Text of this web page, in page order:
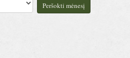
Peršokti mėnesį